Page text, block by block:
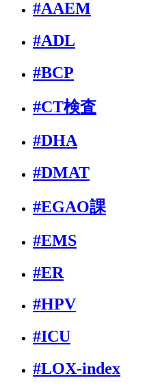
#AAEM
#ADL
#BCP
#CT検査
#DHA
#DMAT
#EGAO課
#EMS
#ER
#HPV
#ICU
#LOX-index